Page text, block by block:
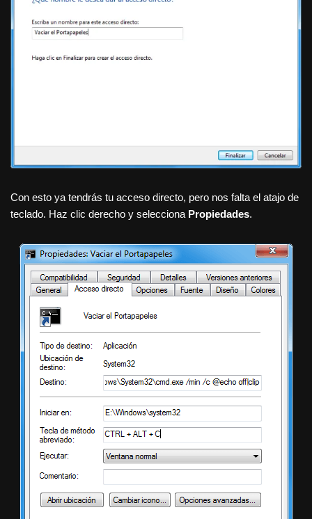
Con esto ya tendrás tu acceso directo, pero nos falta el atajo de
teclado. Haz clic derecho y selecciona Propiedades.